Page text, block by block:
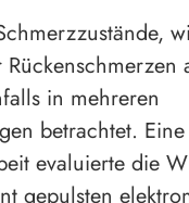
in mehreren
betrachtet.
evaluierte die
gepulsten